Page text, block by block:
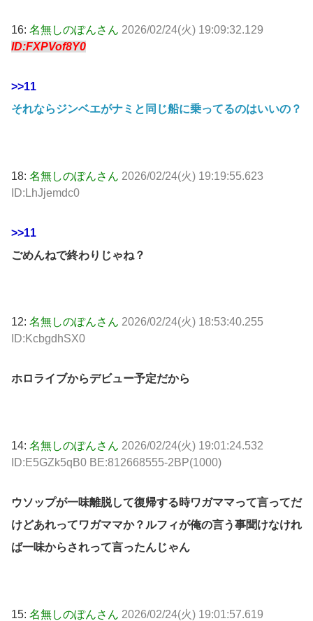
16: 名無しのぽんさん 2026/02/24(火) 19:09:32.129
ID:FXPVof8Y0
>>11
それならジンベエがナミと同じ船に乗ってるのはいいの？
18: 名無しのぽんさん 2026/02/24(火) 19:19:55.623
ID:LhJjemdc0
>>11
ごめんねで終わりじゃね？
12: 名無しのぽんさん 2026/02/24(火) 18:53:40.255
ID:KcbgdhSX0
ホロライブからデビュー予定だから
14: 名無しのぽんさん 2026/02/24(火) 19:01:24.532
ID:E5GZk5qB0 BE:812668555-2BP(1000)
ウソップが一味離脱して復帰する時ワガママって言ってだ
けどあれってワガママか？ルフィが俺の言う事聞けなけれ
ば一味からされって言ったんじゃん
15: 名無しのぽんさん 2026/02/24(火) 19:01:57.619